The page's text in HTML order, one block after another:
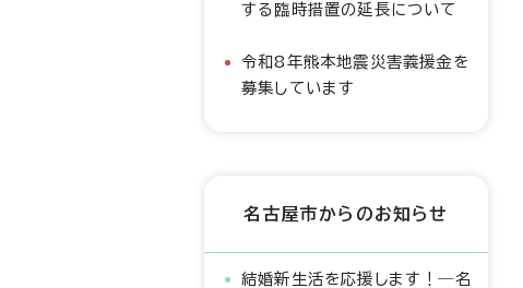
する臨時措置の延長について
令和8年熊本地震災害義援金を
募集しています
名古屋市からのお知らせ
結婚新生活を応援します！―名